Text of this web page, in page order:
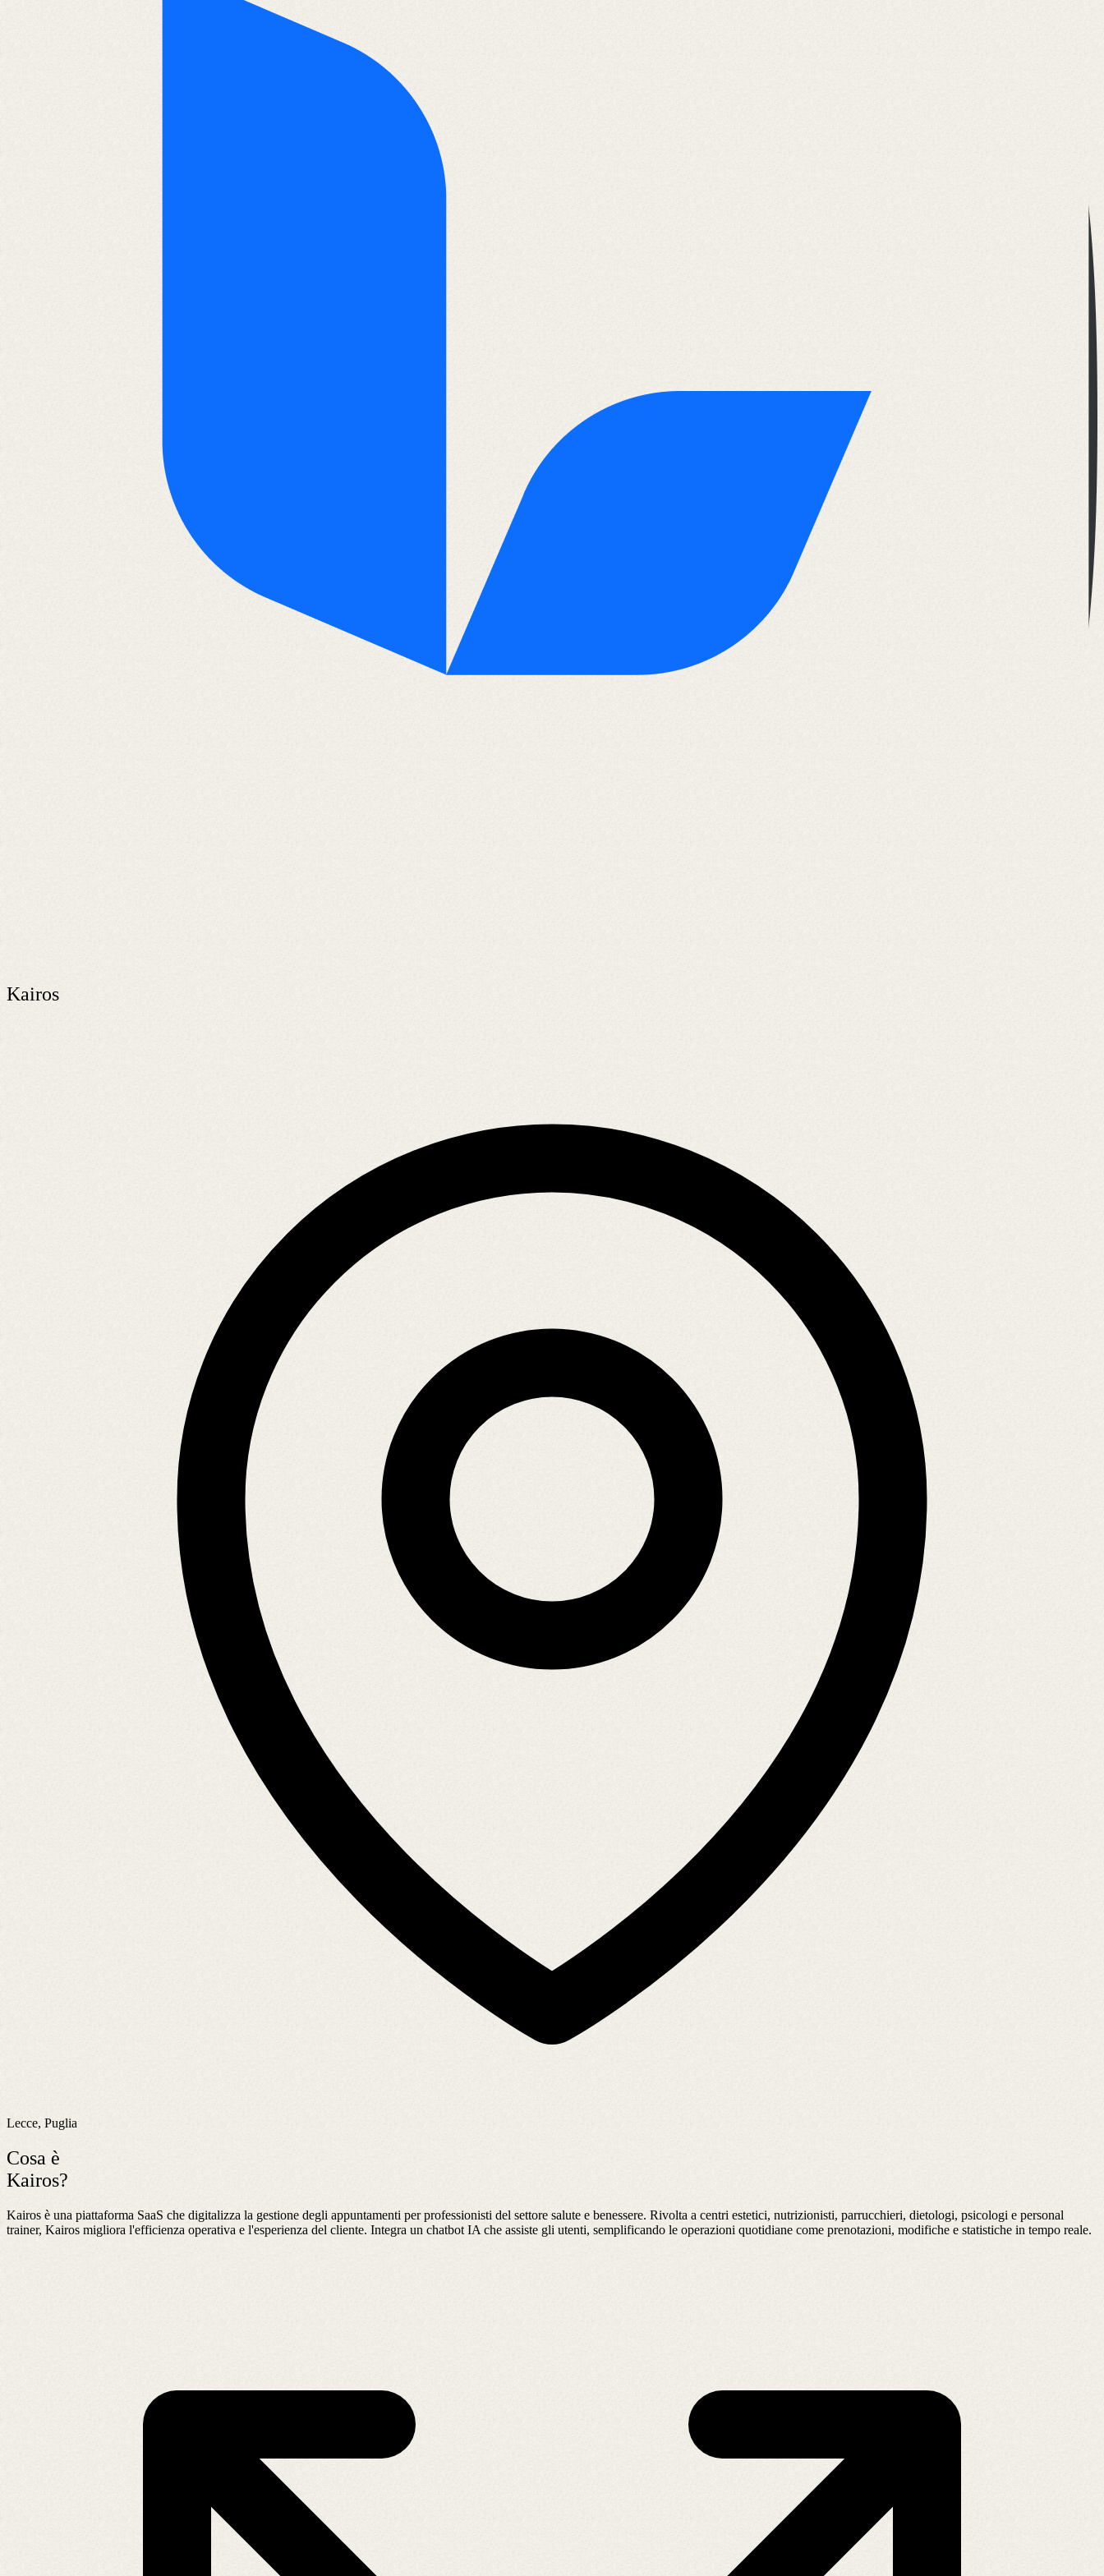
Kairos
Lecce, Puglia
Cosa è
Kairos?
Kairos è una piattaforma SaaS che digitalizza la gestione degli appuntamenti per professionisti del settore salute e benessere. Rivolta a centri estetici, nutrizionisti, parrucchieri, dietologi, psicologi e personal
trainer, Kairos migliora l'efficienza operativa e l'esperienza del cliente. Integra un chatbot IA che assiste gli utenti, semplificando le operazioni quotidiane come prenotazioni, modifiche e statistiche in tempo reale.